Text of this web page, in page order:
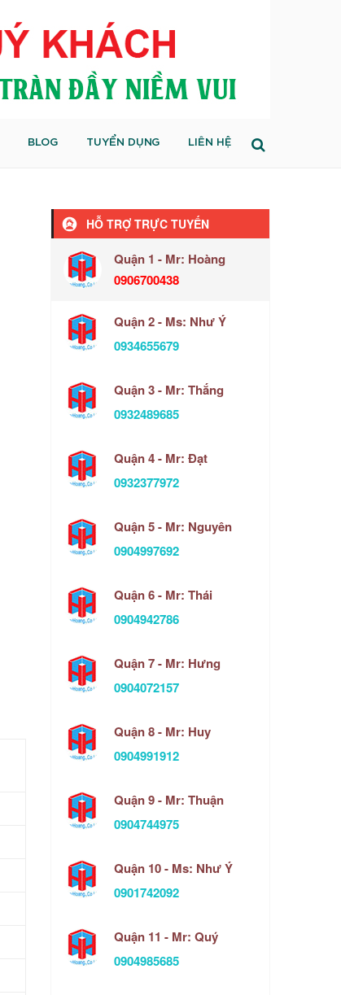
BLOG TUYỂN DỤNG LIÊN HỆ
HỖ TRỢ TRỰC TUYẾN
Quận 1 - Mr: Hoàng
0906700438
Quận 2 - Ms: Như Ý
0934655679
Quận 3 - Mr: Thắng
0932489685
Quận 4 - Mr: Đạt
0932377972
Quận 5 - Mr: Nguyên
0904997692
Quận 6 - Mr: Thái
0904942786
Quận 7 - Mr: Hưng
0904072157
Quận 8 - Mr: Huy
0904991912
Quận 9 - Mr: Thuận
0904744975
Quận 10 - Ms: Như Ý
0901742092
Quận 11 - Mr: Quý
0904985685